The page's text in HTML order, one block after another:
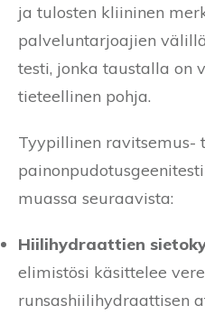
ja tulosten kliininen
palveluntarjoajien
testi, jonka taustalla on
tieteellinen pohja.
Tyypillinen ravitsemus-
muassa seuraavista:
Hiilihydraattien
elimistösi käsittelee
runsashiilihydraattisen